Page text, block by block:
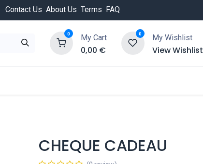
Contact Us About Us Terms FAQ
0 My Cart
0,00 €
0 My Wishlist
View Wishlist
HOT
CHEQUE CADEAU